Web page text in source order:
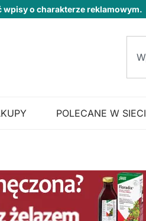
o charakterze reklamowym.
POLECANE W SIECI